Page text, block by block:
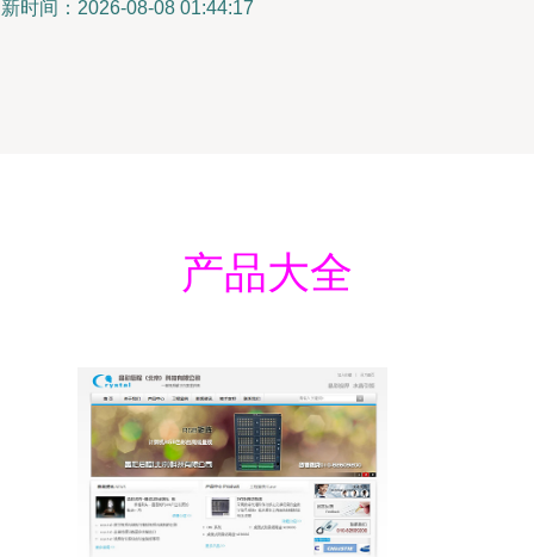
时间：2026-08-08 01:44:17
产品大全